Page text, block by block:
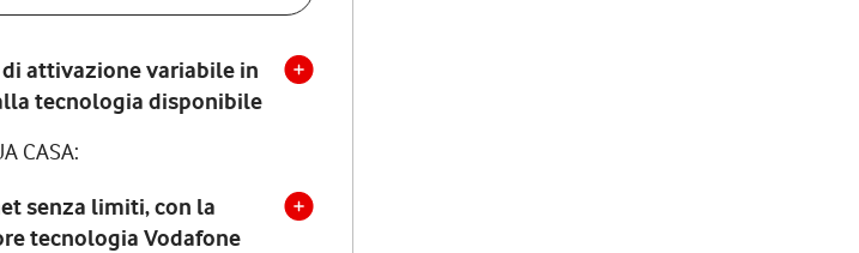
attivazione variabile in
tecnologia disponibile
CASA:
senza limiti, con la
tecnologia Vodafone